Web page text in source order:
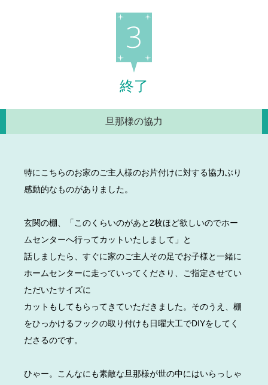
終了
旦那様の協力
特にこちらのお家のご主人様のお片付けに対する協力ぶり
感動的なものがありました。
玄関の棚、「このくらいのがあと2枚ほど欲しいのでホー
ムセンターへ行ってカットいたしまして」と
話しましたら、すぐに家のご主人その足でお子様と一緒に
ホームセンターに走っていってくださり、ご指定させてい
ただいたサイズに
カットもしてもらってきていただきました。そのうえ、棚
をひっかけるフックの取り付けも日曜大工でDIYをしてく
ださるのです。
ひゃー。こんなにも素敵な旦那様が世の中にはいらっしゃ